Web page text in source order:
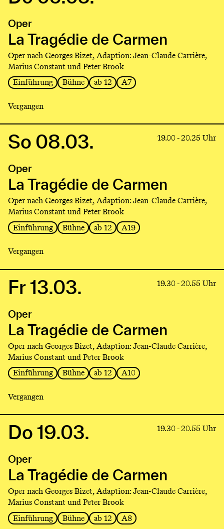
Tragédie
Carmen
Oper
La Tragédie de Carmen
Oper nach Georges Bizet, Adaption: Jean-Claude Carrière,
Marius Constant und Peter Brook
Einführung
Bühne ab 12 A7
Vergangen
Link
Tragédie
Carmen
So 08.03. 19.00 - 20.25 Uhr
Oper
La Tragédie de Carmen
Oper nach Georges Bizet, Adaption: Jean-Claude Carrière,
Marius Constant und Peter Brook
Einführung
Bühne ab 12 A19
Vergangen
Link
Tragédie
Carmen
Fr 13.03. 19.30 - 20.55 Uhr
Oper
La Tragédie de Carmen
Oper nach Georges Bizet, Adaption: Jean-Claude Carrière,
Marius Constant und Peter Brook
Einführung
Bühne ab 12 A10
Vergangen
Link
Tragédie
Carmen
Do 19.03. 19.30 - 20.55 Uhr
Oper
La Tragédie de Carmen
Oper nach Georges Bizet, Adaption: Jean-Claude Carrière,
Marius Constant und Peter Brook
Einführung
Bühne ab 12 A8